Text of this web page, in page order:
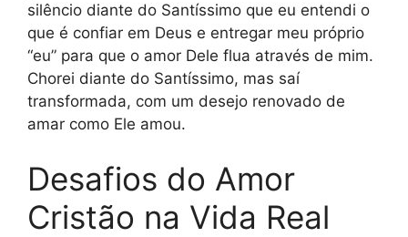
silêncio diante do Santíssimo que eu entendi o
que é confiar em Deus e entregar meu próprio
“eu” para que o amor Dele flua através de mim.
Chorei diante do Santíssimo, mas saí
transformada, com um desejo renovado de
amar como Ele amou.
Desafios do Amor
Cristão na Vida Real